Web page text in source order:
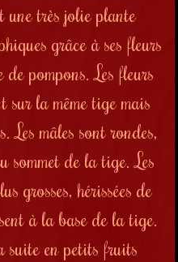
une très jolie plante
grâce à ses fleurs
de pompons. Les fleurs
sur la même tige mais
mâles sont rondes,
sommet de la tige. Les
grosses, hérissées de
à la base de la tige.
suite en petits fruits